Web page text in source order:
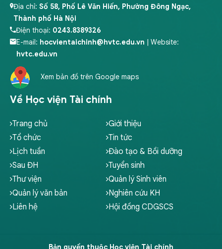
Về Học viện Tài chính
Trang chủ
Giới thiệu
Tổ chức
Tin tức
Lịch tuần
Đào tạo & Bồi dưỡng
Sau ĐH
Tuyển sinh
Thư viện
Quản lý Sinh viên
Quản lý văn bản
Nghiên cứu KH
Liên hệ
Hội đồng CDGSCS
Địa chỉ: Số 58, Phố Lê Văn Hiến, Phường Đông Ngạc,
Thành phố Hà Nội
Điện thoại: 0243.8389326
E-mail: hocvientaichinh@hvtc.edu.vn
| Website:
hvtc.edu.vn
Xem bản đồ trên Google maps